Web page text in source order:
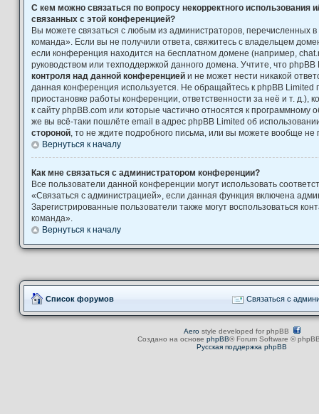
С кем можно связаться по вопросу некорректного использования
связанных с этой конференцией?
Вы можете связаться с любым из администраторов, перечисленных
команда». Если вы не получили ответа, свяжитесь с владельцем
если конференция находится на бесплатном домене (например,
руководством или техподдержкой данного домена. Учтите, что
контроля над данной конференцией и не может нести никакой
данная конференция используется. Не обращайтесь к phpBB Limited
приостановке работы конференции, ответственности за неё и т. д.),
к сайту phpBB.com или которые частично относятся к программному
же вы всё-таки пошлёте email в адрес phpBB Limited об
стороной , то не ждите подробного письма, или вы можете вообще не
Вернуться к началу
Как мне связаться с администратором конференции?
Все пользователи данной конференции могут использовать
«Связаться с администрацией», если данная функция включена
Зарегистрированные пользователи также могут воспользоваться
команда».
Вернуться к началу
Список форумов Связаться с
Aerostyle developed for phpBB
Создано на основе phpBB® Forum Software ©
Русская поддержка phpBB